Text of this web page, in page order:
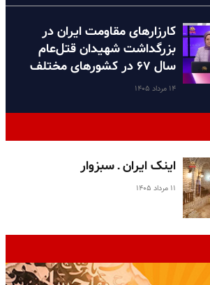
کارزارهای مقاومت ایران در
بزرگداشت شهیدان قتل‌عام
سال ۶۷ در کشورهای مختلف
۱۴ مرداد ۱۴۰۵
اینک ایران ـ سبزوار
۱۱ مرداد ۱۴۰۵